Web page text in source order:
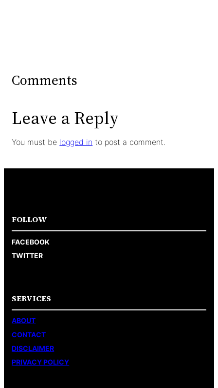
Comments
Leave a Reply
You must be logged in to post a comment.
FOLLOW
FACEBOOK
TWITTER
SERVICES
ABOUT
CONTACT
DISCLAIMER
PRIVACY POLICY